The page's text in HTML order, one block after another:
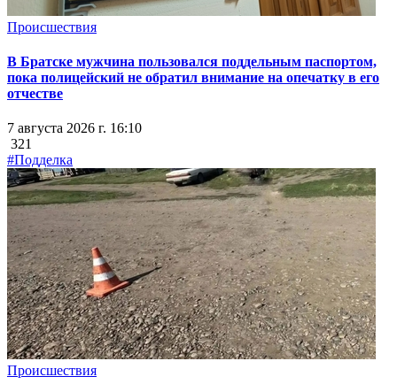
Происшествия
В Братске мужчина пользовался поддельным паспортом,
пока полицейский не обратил внимание на опечатку в его
отчестве
7 августа 2026 г. 16:10
321
#Подделка
Происшествия